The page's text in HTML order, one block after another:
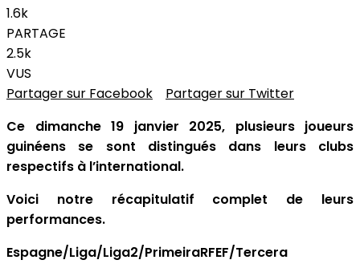
1.6k
PARTAGE
2.5k
VUS
Partager sur Facebook
Partager sur Twitter
Ce dimanche 19 janvier 2025, plusieurs joueurs
guinéens se sont distingués dans leurs clubs
respectifs à l’international.
Voici notre récapitulatif complet de leurs
performances.
Espagne/Liga/Liga2/PrimeiraRFEF/Tercera